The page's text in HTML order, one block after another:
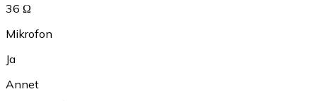
36 Ω
Mikrofon
Ja
Annet